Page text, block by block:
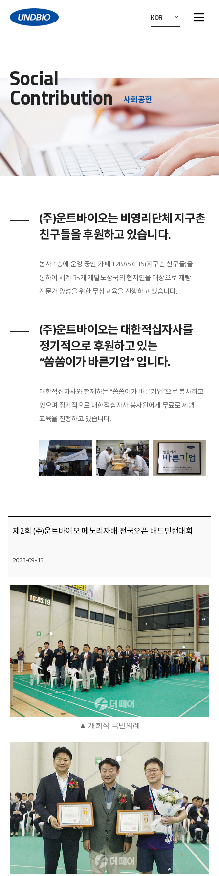
KOR
Social
Contribution 사회공헌
(주)운트바이오는 비영리단체 지구촌
친구들을 후원하고 있습니다.
본사 1층에 운영 중인 카페 12BASKETS(지구촌 친구들)을
통하여 세계 35개 개발도상국의 현지인을 대상으로 제빵
전문가 양성을 위한 무상교육을 진행하고 있습니다.
(주)운트바이오는 대한적십자사를
정기적으로 후원하고 있는
“씀씀이가 바른기업” 입니다.
대한적십자사와 함께하는 “씀씀이가 바른기업”으로 봉사하고
있으며 정기적으로 대한적십자사 봉사원에게 무료로 제빵
교육을 진행하고 있습니다.
제2회 (주)운트바이오 메노리자배 전국오픈 배드민턴대회
2023-09-15
▲ 개회식 국민의례